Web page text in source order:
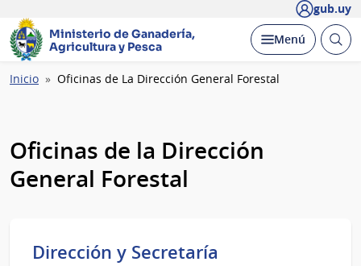
gub.uy
Ministerio de Ganadería,
Agricultura y Pesca
Desplegar
Menú Abrir
Ruta
Inicio Oficinas de La Dirección General Forestal
Oficinas de la Dirección
General Forestal
Dirección y Secretaría